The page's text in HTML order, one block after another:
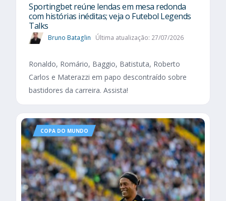
Sportingbet reúne lendas em mesa redonda
com histórias inéditas; veja o Futebol Legends
Talks
Bruno Bataglin Última atualização: 27/07/2026
Ronaldo, Romário, Baggio, Batistuta, Roberto
Carlos e Materazzi em papo descontraído sobre
bastidores da carreira. Assista!
COPA DO MUNDO